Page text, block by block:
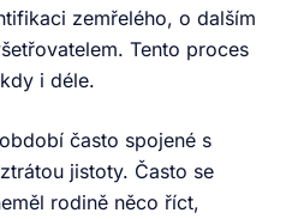
zemřelého, o dalším
Tento proces
i déle.
často spojené s
jistoty. Často se
rodině něco říct,